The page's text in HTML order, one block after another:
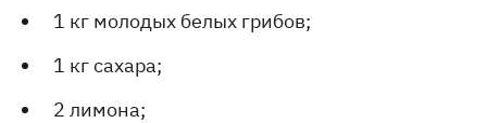
1 кг молодых белых грибов;
1 кг сахара;
2 лимона;